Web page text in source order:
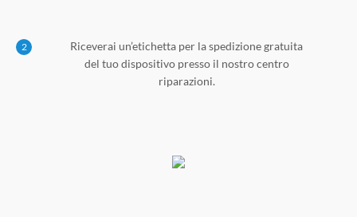
2
Riceverai un’etichetta per la spedizione gratuita
del tuo dispositivo presso il nostro centro
riparazioni.